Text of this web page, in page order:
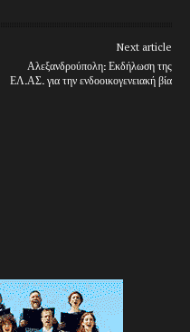
Next article
Αλεξανδρούπολη: Εκδήλωση της
ΕΛ.ΑΣ. για την ενδοοικογενειακή βία